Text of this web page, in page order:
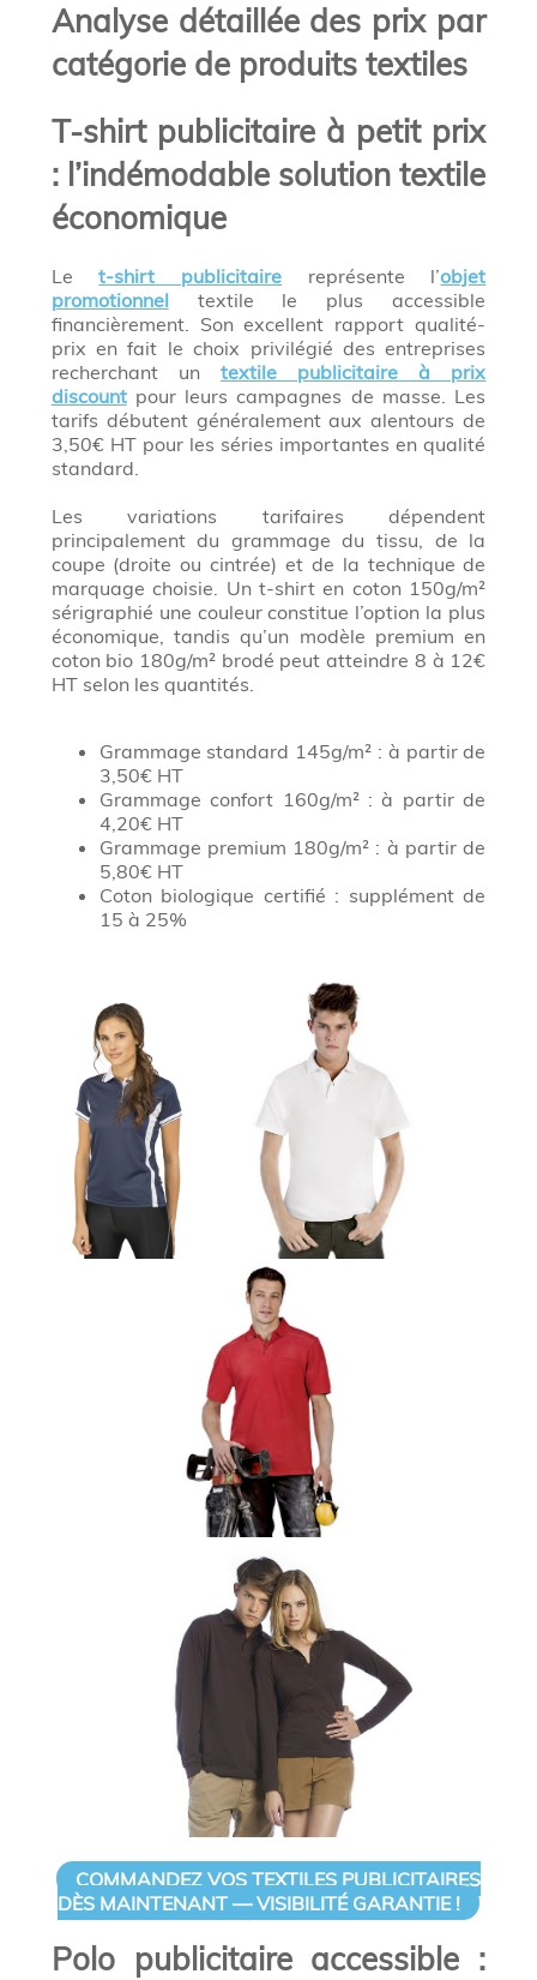
Analyse détaillée des prix par
catégorie de produits textiles
T-shirt publicitaire à petit prix
: l’indémodable solution textile
économique
Let-shirt publicitaire représente l’objet
promotionneltextile le plus accessible
financièrement. Son excellent rapport qualité-
prix en fait le choix privilégié des entreprises
recherchant un textile publicitaire à prix
discountpour leurs campagnes de masse. Les
tarifs débutent généralement aux alentours de
3,50€ HT pour les séries importantes en qualité
standard.
Les variations tarifaires dépendent
principalement du grammage du tissu, de la
coupe (droite ou cintrée) et de la technique de
marquage choisie. Un t-shirt en coton 150g/m²
sérigraphié une couleur constitue l’option la plus
économique, tandis qu’un modèle premium en
coton bio 180g/m² brodé peut atteindre 8 à 12€
HT selon les quantités.
Grammage standard 145g/m² : à partir de
3,50€ HT
Grammage confort 160g/m² : à partir de
4,20€ HT
Grammage premium 180g/m² : à partir de
5,80€ HT
Coton biologique certifié : supplément de
15 à 25%
COMMANDEZ VOS TEXTILES PUBLICITAIRES
DÈS MAINTENANT — VISIBILITÉ GARANTIE !
Polo publicitaire accessible :